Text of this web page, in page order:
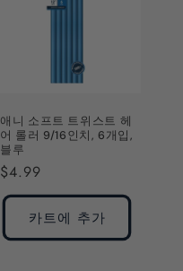
애니 소프트 트위스트 헤
어 롤러 9/16인치, 6개입,
블루
정
가
$4.99
카트에 추가